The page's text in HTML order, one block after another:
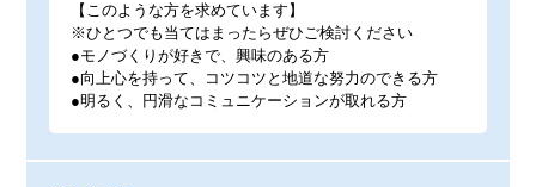
【このような方を求めています】
※ひとつでも当てはまったらぜひご検討ください
●モノづくりが好きで、興味のある方
●向上心を持って、コツコツと地道な努力のできる方
●明るく、円滑なコミュニケーションが取れる方